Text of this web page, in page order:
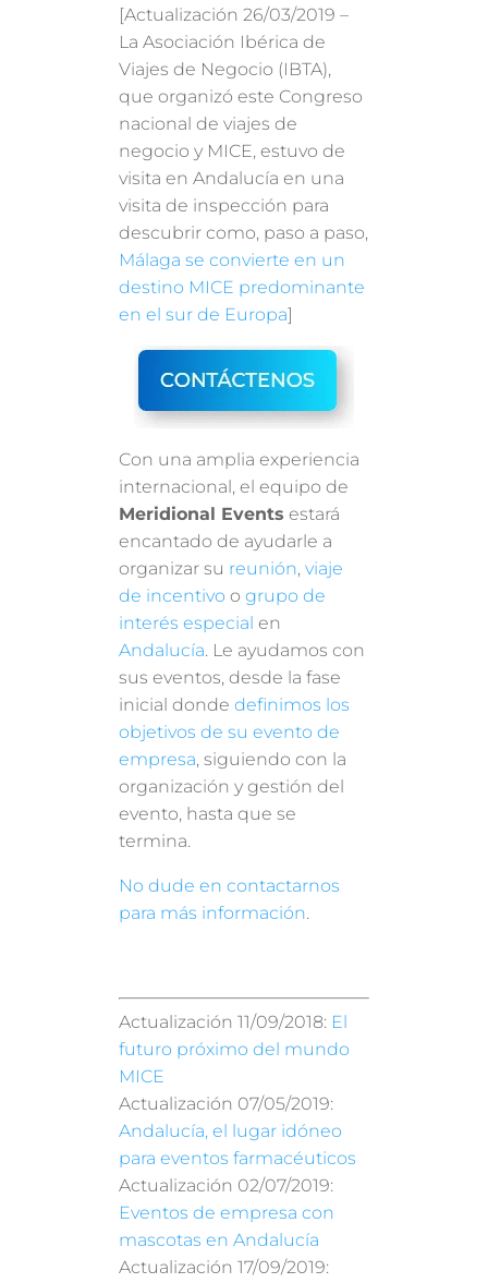
[Actualización 26/03/2019 –
La Asociación Ibérica de
Viajes de Negocio (IBTA),
que organizó este Congreso
nacional de viajes de
negocio y MICE, estuvo de
visita en Andalucía en una
visita de inspección para
descubrir como, paso a paso,
Málaga se convierte en un
destino MICE predominante
en el sur de Europa]
Con una amplia experiencia
internacional, el equipo de
Meridional Events estará
encantado de ayudarle a
organizar su reunión,viaje
de incentivo ogrupo de
interés especial en
Andalucía. Le ayudamos con
sus eventos, desde la fase
inicial dondedefinimos los
objetivos de su evento de
empresa, siguiendo con la
organización y gestión del
evento, hasta que se
termina.
No dude en contactarnos
para más información.
Actualización 11/09/2018: El
futuro próximo del mundo
MICE
Actualización 07/05/2019:
Andalucía, el lugar idóneo
para eventos farmacéuticos
Actualización 02/07/2019:
Eventos de empresa con
mascotas en Andalucía
Actualización 17/09/2019: